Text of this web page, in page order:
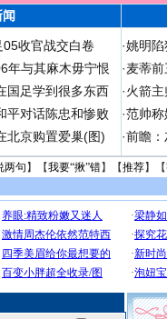
05收官战交白卷
年与其麻木毋宁恨
国足学到很多东西
平对话陈忠和惨败
北京购置爱巢(图)
·姚明
·麦蒂
·火箭
·范帅
·前瞻
两句 】【我要“揪”错】【推荐】